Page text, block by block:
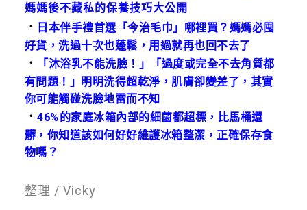
媽媽後不藏私的保養技巧大公開
． 日本伴手禮首選「今治毛巾」哪裡買？媽媽必囤
好貨，洗過十次也蓬鬆，用過就再也回不去了
．
「沐浴乳不能洗臉！」「過度或完全不去角質都
有問題！」明明洗得超乾淨，肌膚卻變差了，其實
你可能觸碰洗臉地雷而不知
．46%的家庭冰箱內部的細菌都超標，比馬桶還
髒，你知道該如何好好維護冰箱整潔，正確保存食
物嗎？
整理 / Vicky